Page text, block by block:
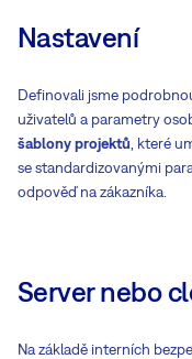
Nastavení
Definovali jsme
uživatelů a parametry
šablony projektů , které
se standardizovanými
odpověď na zákazníka.
Server nebo
Na základě interních